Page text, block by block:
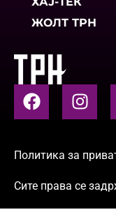
ЖОЛТ ТРН
Политика за
Сите права се